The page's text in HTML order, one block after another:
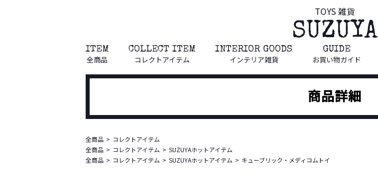
TOYS 雑貨
SUZUYA
ITEM
全商品
COLLECT ITEM
コレクトアイテム
INTERIOR GOODS
インテリア雑貨
GUIDE
お買い物ガイド
商品詳細
全商品
コレクトアイテム
全商品
コレクトアイテム
SUZUYAホットアイテム
全商品
コレクトアイテム SUZUYAホットアイテム キューブリック・メディコムトイ